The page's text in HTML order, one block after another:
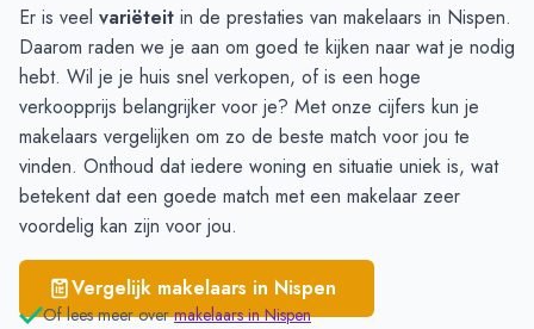
Er is veel variëteit in de prestaties van makelaars in Nispen.
Daarom raden we je aan om goed te kijken naar wat je nodig
hebt. Wil je je huis snel verkopen, of is een hoge
verkoopprijs belangrijker voor je? Met onze cijfers kun je
makelaars vergelijken om zo de beste match voor jou te
vinden. Onthoud dat iedere woning en situatie uniek is, wat
betekent dat een goede match met een makelaar zeer
voordelig kan zijn voor jou.
Vergelijk makelaars in Nispen
Of lees meer over makelaars inNispen